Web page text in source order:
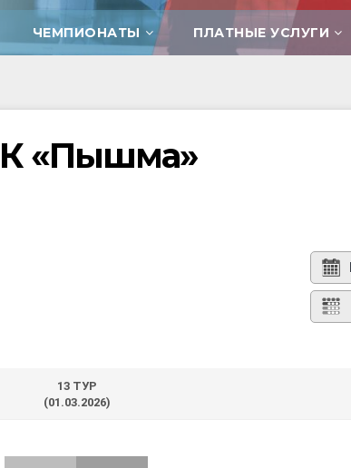
ЧЕМПИОНАТЫ ПЛАТНЫЕ УСЛУГИ
«Пышма»
13 ТУР
(01.03.2026)